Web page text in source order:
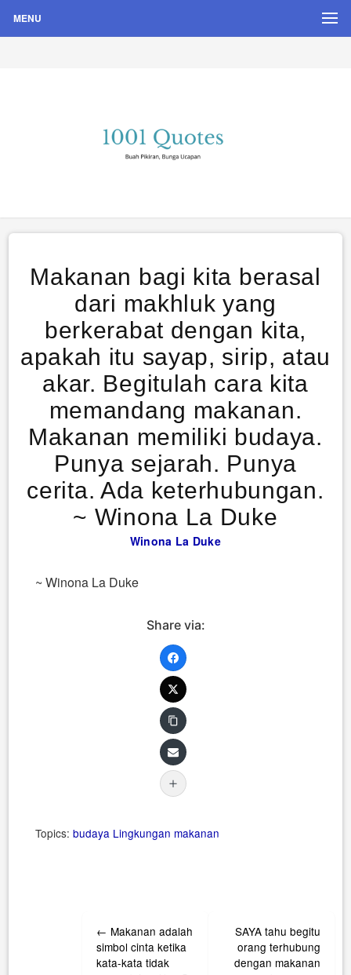
MENU
Quote Hari Puisi
Makanan bagi kita berasal
dari makhluk yang
berkerabat dengan kita,
apakah itu sayap, sirip, atau
akar. Begitulah cara kita
memandang makanan.
Makanan memiliki budaya.
Punya sejarah. Punya
cerita. Ada keterhubungan.
~ Winona La Duke
Winona La Duke
~ Winona La Duke
Share via:
Topics: budaya Lingkungan makanan
navigation
← Makanan adalah
simbol cinta ketika
kata-kata tidak
SAYA tahu begitu
orang terhubung
dengan makanan